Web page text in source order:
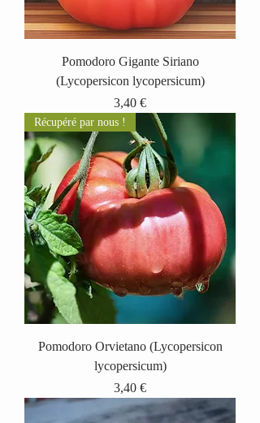
Pomodoro Gigante Siriano
(Lycopersicon lycopersicum)
Prix
3,40 €
Récupéré par nous !
Pomodoro Orvietano (Lycopersicon
lycopersicum)
Prix
3,40 €